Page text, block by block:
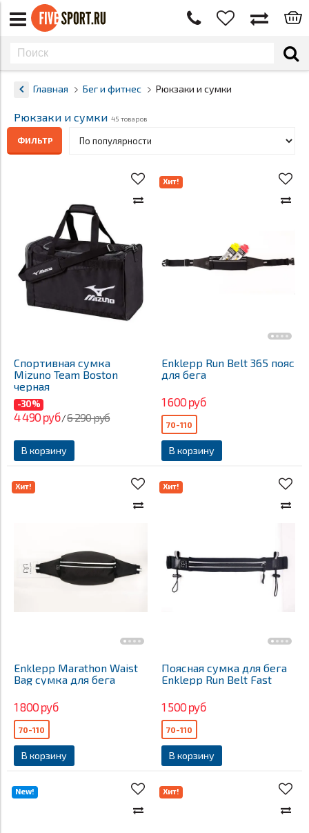
Главная Бег и фитнес Рюкзаки и сумки
Рюкзаки и сумки 45 товаров
ФИЛЬТР
Спортивная сумка
Mizuno Team Boston
черная
-30%
4 490 руб/6 290 руб
В корзину
Хит!
Enklepp Run Belt 365 пояс
для бега
1 600 руб
В корзину
70-110
Хит!
Enklepp Marathon Waist
Bag сумка для бега
1 800 руб
В корзину
70-110
Хит!
Поясная сумка для бега
Enklepp Run Belt Fast
1 500 руб
В корзину
70-110
New! Хит!